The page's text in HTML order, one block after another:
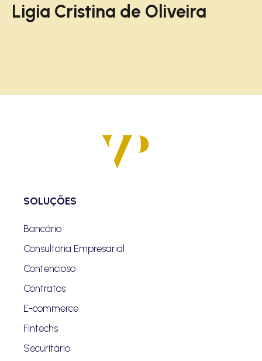
Ligia Cristina de Oliveira
SOLUÇÕES
Bancário
Consultoria Empresarial
Contencioso
Contratos
E-commerce
Fintechs
Securitário